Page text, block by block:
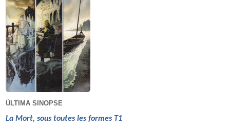
ÚLTIMA SINOPSE
La Mort, sous toutes les formes T1